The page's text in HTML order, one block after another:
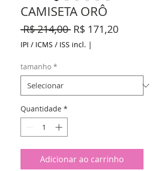
CAMISETA ORÔ
R$ 214,00 Preço
normal
R$ 171,20Preço
IPI / ICMS / ISS incl. |
tamanho *
Quantidade *
Adicionar ao carrinho